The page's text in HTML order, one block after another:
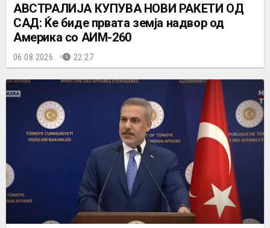
АВСТРАЛИЈА КУПУВА НОВИ РАКЕТИ ОД
САД: Ќе биде првата земја надвор од
Америка со АИМ-260
06.08.2026. 22:27